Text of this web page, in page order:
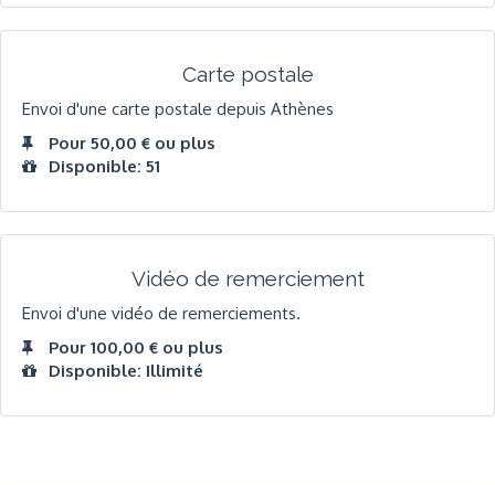
Carte postale
Envoi d'une carte postale depuis Athènes
Pour 50,00 € ou plus
Disponible: 51
Vidéo de remerciement
Envoi d'une vidéo de remerciements.
Pour 100,00 € ou plus
Disponible: Illimité